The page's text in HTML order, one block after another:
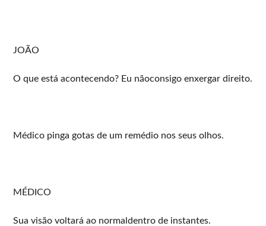
JOÃO
O que está acontecendo? Eu nãoconsigo enxergar direito.
Médico pinga gotas de um remédio nos seus olhos.
MÉDICO
Sua visão voltará ao normaldentro de instantes.